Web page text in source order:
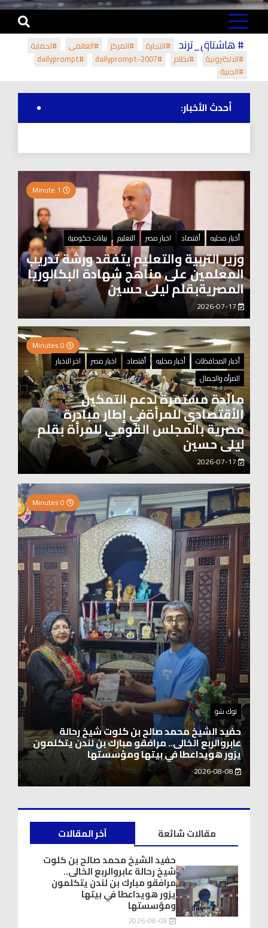
# هاشتاق_ترند #التجارة #المركز #العالمي
#لحماية
#الالكترونية
#نظام #dailyprompt-2007
#dailyprompt
#الجنية
أحدث الأخبار:
أخبار محليه أقتصاد اخبار مصر التعليم بيانات حكومية
وزير التربية والتعليم يتفقد ورشة تدريب
المعلمين على مناهج شهادة البكالوريا
المصريةبقلم ليلى حسين
أخبار المحافظات
أخبار محليه أقتصاد اخبار مصر
اخر الاخبار
المرأه والجمال
مائدة مستمرة لدعم التمكين
الأقتصادي للمرأةفي إطار مبادرة
مصرية بالمجلس القومي للمرأة بقلم
ليلى حسين
2026-07-17
اخبار العرب
الاتحاد الدولي لرائدات الوطن العربي يدشّن انطلاقته
بحضور نخبة من سيدات الأعمال والشخصيات
المجتمعية
2026-08-06
آخر المقالات
مقالات شائعة
حفيد الشيخ محمد صالح بن كلوت
شيخ رحالة عابروالربع الخالى..
مرافقو مبارك بن لندن يتكلمون
يزور هويداعطا في بيتها
ومؤسستها
2026-08-08